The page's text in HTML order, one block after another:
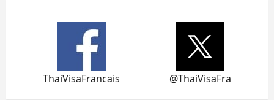
ThaiVisaFrancais @ThaiVisaFra